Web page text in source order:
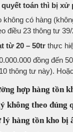
toán thì bị xử
không có hàng
điều 23 thông tư
từ 20 – 50tr thực
đồng đến
thông tư này).
hợp hàng tồn
không theo đúng
lý hàng tồn kho bị